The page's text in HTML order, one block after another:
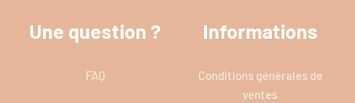
Une question ?
FAQ
Informations
Conditions générales de
ventes